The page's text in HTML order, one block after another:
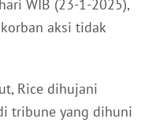
WIB (23-1-2025),
aksi tidak
Rice dihujani
tribune yang dihuni